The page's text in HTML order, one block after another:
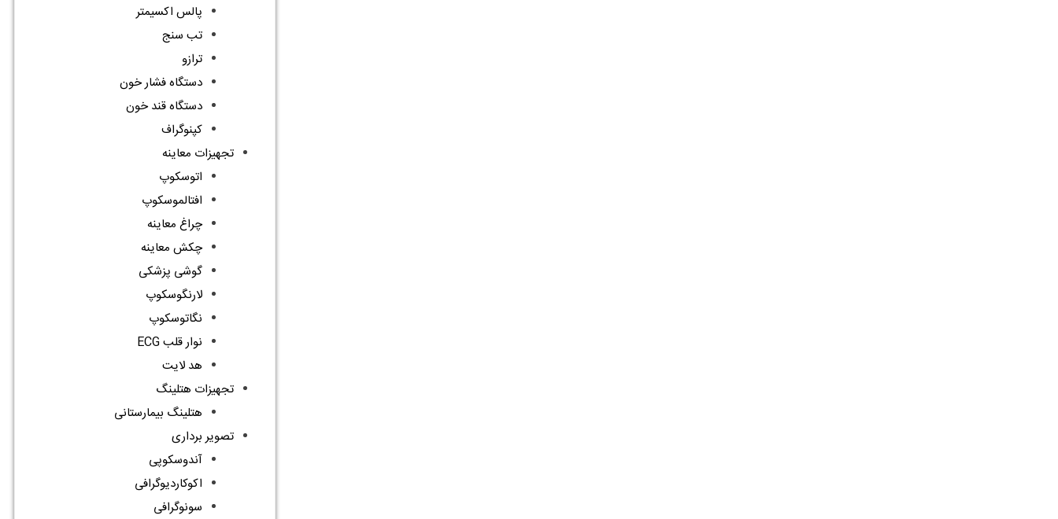
پالس اکسیمتر
تب سنج
ترازو
دستگاه فشار خون
دستگاه قند خون
کپنوگراف
تجهیزات معاینه
اتوسکوپ
افتالموسکوپ
چراغ معاینه
چکش معاینه
گوشی پزشکی
لارنگوسکوپ
نگاتوسکوپ
نوار قلب ECG
هد لایت
تجهیزات هتلینگ
هتلینگ بیمارستانی
تصویر برداری
آندوسکوپی
اکوکاردیوگرافی
سونوگرافی